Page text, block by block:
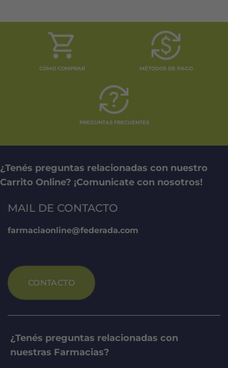
CÓMO COMPRAR MÉTODOS DE PAGO
PREGUNTAS FRECUENTES
¿Tenés preguntas relacionadas con nuestro
Carrito Online? ¡Comunicate con nosotros!
MAIL DE CONTACTO
farmaciaonline@federada.com
CONTACTO
¿Tenés preguntas relacionadas con
nuestras Farmacias?